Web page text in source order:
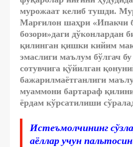
мурожаат келиб тушди.
Марғилон шаҳри «Ипакчи
бозори»даги дўконлардан
қилинган қишки кийим
эмаслиги маълум бўлгач бу
сотувчига қўйилган
бажарилмаётганлиги
муаммони бартараф
ёрдам кўрсатилиши
Истеъмолчининг
аёллар учун